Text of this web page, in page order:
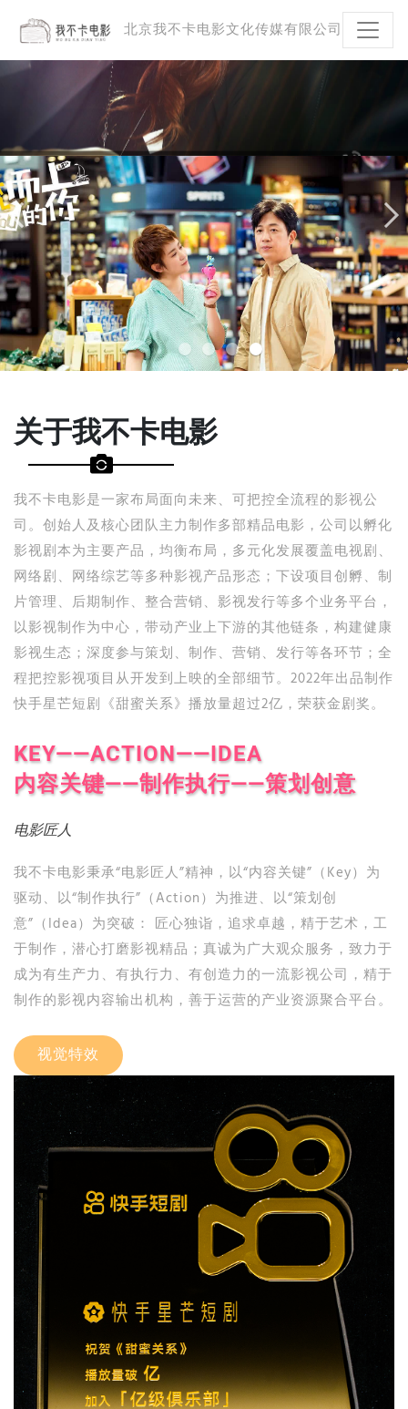
北京我不卡电影文化传媒有限公司
逆流而上的你
专业Business Script服务
前期策划 评估分析 制片管理一站式解决方案
更多
前期策划 评估分析 制片管理一站式解决方案
前期策划 评估分析 制片管理一站式解决方案
前期策划 评估分析 制片管理一站式解决方案
关于我不卡电影
我不卡电影是一家布局面向未来、可把控全流程的影视公
司。创始人及核心团队主力制作多部精品电影，公司以孵化
影视剧本为主要产品，均衡布局，多元化发展覆盖电视剧、
网络剧、网络综艺等多种影视产品形态；下设项目创孵、制
片管理、后期制作、整合营销、影视发行等多个业务平台，
以影视制作为中心，带动产业上下游的其他链条，构建健康
影视生态；深度参与策划、制作、营销、发行等各环节；全
程把控影视项目从开发到上映的全部细节。2022年出品制作
快手星芒短剧《甜蜜关系》播放量超过2亿，荣获金剧奖。
KEY——ACTION——IDEA
内容关键——制作执行——策划创意
电影匠人
我不卡电影秉承“电影匠人”精神，以“内容关键”（Key）为
驱动、以“制作执行”（Action）为推进、以“策划创
意”（Idea）为突破： 匠心独诣，追求卓越，精于艺术，工
于制作，潜心打磨影视精品；真诚为广大观众服务，致力于
成为有生产力、有执行力、有创造力的一流影视公司，精于
制作的影视内容输出机构，善于运营的产业资源聚合平台。
视觉特效